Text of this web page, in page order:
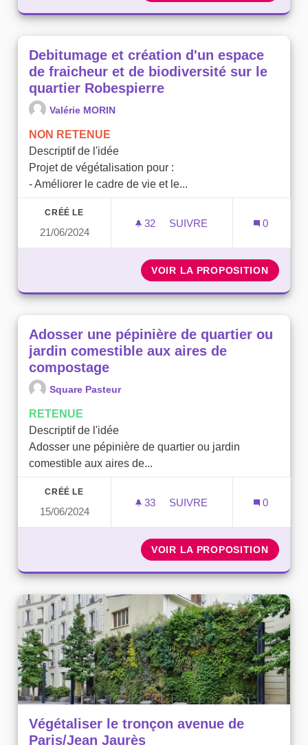
Debitumage et création d'un espace
de fraicheur et de biodiversité sur le
quartier Robespierre
Valérie MORIN
NON RETENUE
Descriptif de l'idée
Projet de végétalisation pour :
- Améliorer le cadre de vie et le...
CRÉÉ LE
21/06/2024
32 32 ABONNÉS
SUIVRE
0
VOIR LA PROPOSITION
Adosser une pépinière de quartier ou
jardin comestible aux aires de
compostage
Square Pasteur
RETENUE
Descriptif de l'idée
Adosser une pépinière de quartier ou jardin
comestible aux aires de...
CRÉÉ LE
15/06/2024
33 33 ABONNÉS
SUIVRE
0
VOIR LA PROPOSITION
Végétaliser le tronçon avenue de
Paris/Jean Jaurès